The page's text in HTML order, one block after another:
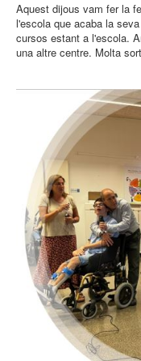
Aquest dijous vam fer la
l'escola que acaba la
cursos estant a l'escola.
una altre centre. Molta